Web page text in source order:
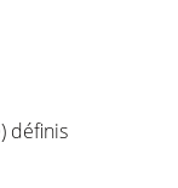
définis